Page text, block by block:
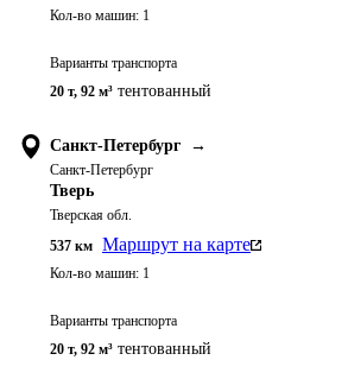
Кол-во машин: 1
Варианты транспорта
20 т, 92 м³ тентованный
Санкт-Петербург →
Санкт-Петербург
Тверь
Тверская обл.
537 км Маршрут на карте
Кол-во машин: 1
Варианты транспорта
20 т, 92 м³ тентованный